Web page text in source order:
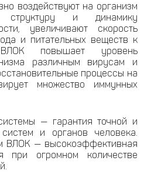
воздействуют на организм
структуру и динамику
увеличивают скорость
и питательных веществ к
повышает уровень
различным вирусам и
процессы на
множество иммунных
— гарантия точной и
и органов человека.
ВЛОК — высокоэффективная
при огромном количестве